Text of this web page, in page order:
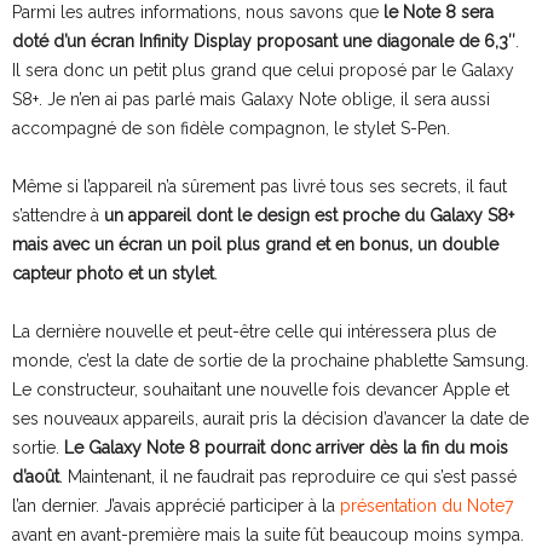
Parmi les autres informations, nous savons que le Note 8 sera
doté d’un écran Infinity Display proposant une diagonale de 6,3″
Il sera donc un petit plus grand que celui proposé par le Galaxy
S8+. Je n’en ai pas parlé mais Galaxy Note oblige, il sera aussi
accompagné de son fidèle compagnon, le stylet S-Pen.
Même si l’appareil n’a sûrement pas livré tous ses secrets, il faut
s’attendre à un appareil dont le design est proche du Galaxy S8+
mais avec un écran un poil plus grand et en bonus, un double
capteur photo et un stylet.
La dernière nouvelle et peut-être celle qui intéressera plus de
monde, c’est la date de sortie de la prochaine phablette Samsung.
Le constructeur, souhaitant une nouvelle fois devancer Apple et
ses nouveaux appareils, aurait pris la décision d’avancer la date de
sortie. Le Galaxy Note 8 pourrait donc arriver dès la fin du mois
d’août. Maintenant, il ne faudrait pas reproduire ce qui s’est passé
l’an dernier. J’avais apprécié participer à la présentation du Note7
avant en avant-première mais la suite fût beaucoup moins sympa.